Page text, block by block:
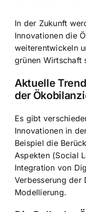
In der Zukunft
Innovationen die
weiterentwickeln
grünen Wirtschaft
Aktuelle
der
Es gibt
Innovationen in
Beispiel die
Aspekten (Social
Integration von
Verbesserung der
Modellierung.